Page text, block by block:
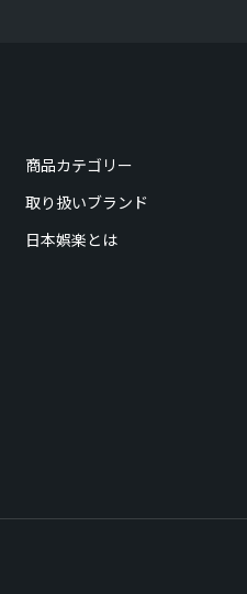
商品カテゴリー
取り扱いブランド
日本娯楽とは